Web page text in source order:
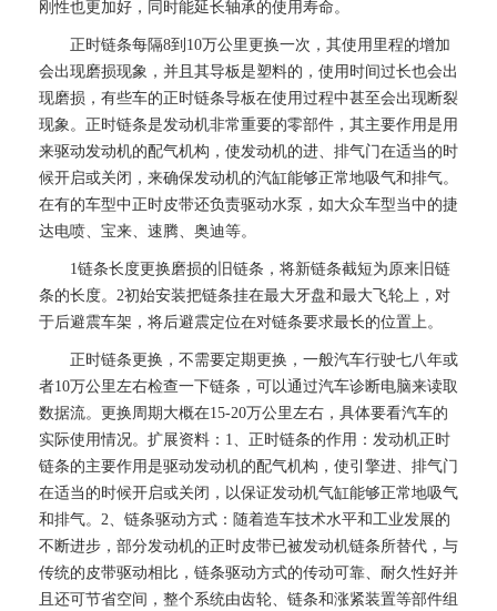
刚性也更加好，同时能延长轴承的使用寿命。
正时链条每隔8到10万公里更换一次，其使用里程的增加
会出现磨损现象，并且其导板是塑料的，使用时间过长也会出
现磨损，有些车的正时链条导板在使用过程中甚至会出现断裂
现象。正时链条是发动机非常重要的零部件，其主要作用是用
来驱动发动机的配气机构，使发动机的进、排气门在适当的时
候开启或关闭，来确保发动机的汽缸能够正常地吸气和排气。
在有的车型中正时皮带还负责驱动水泵，如大众车型当中的捷
达电喷、宝来、速腾、奥迪等。
1链条长度更换磨损的旧链条，将新链条截短为原来旧链
条的长度。2初始安装把链条挂在最大牙盘和最大飞轮上，对
于后避震车架，将后避震定位在对链条要求最长的位置上。
正时链条更换，不需要定期更换，一般汽车行驶七八年或
者10万公里左右检查一下链条，可以通过汽车诊断电脑来读取
数据流。更换周期大概在15-20万公里左右，具体要看汽车的
实际使用情况。扩展资料：1、正时链条的作用：发动机正时
链条的主要作用是驱动发动机的配气机构，使引擎进、排气门
在适当的时候开启或关闭，以保证发动机气缸能够正常地吸气
和排气。2、链条驱动方式：随着造车技术水平和工业发展的
不断进步，部分发动机的正时皮带已被发动机链条所替代，与
传统的皮带驱动相比，链条驱动方式的传动可靠、耐久性好并
且还可节省空间，整个系统由齿轮、链条和涨紧装置等部件组